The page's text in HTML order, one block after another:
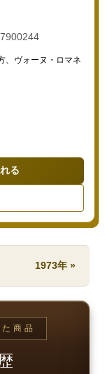
、ヴォーヌ・ロマネ
る
1973年 »
商品